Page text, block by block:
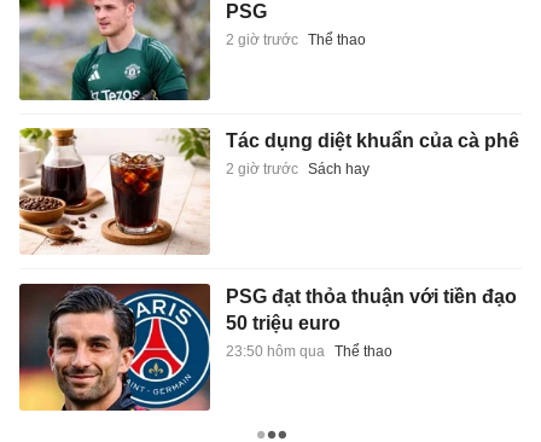
PSG
2 giờ trước Thể thao
Tác dụng diệt khuẩn của cà phê
2 giờ trước Sách hay
PSG đạt thỏa thuận với tiền đạo
50 triệu euro
23:50 hôm qua Thể thao